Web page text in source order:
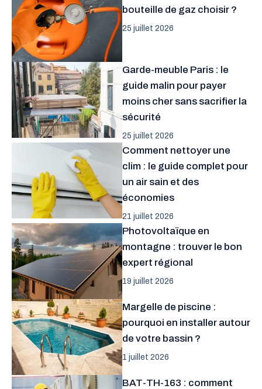
bouteille de gaz choisir ?
25 juillet 2026
Garde-meuble Paris : le
guide malin pour payer
moins cher sans sacrifier la
sécurité
25 juillet 2026
Comment nettoyer une
clim : le guide complet pour
un air sain et des
économies
21 juillet 2026
Photovoltaïque en
montagne : trouver le bon
expert régional
19 juillet 2026
Margelle de piscine :
pourquoi en installer autour
de votre bassin ?
1 juillet 2026
BAT-TH-163 : comment